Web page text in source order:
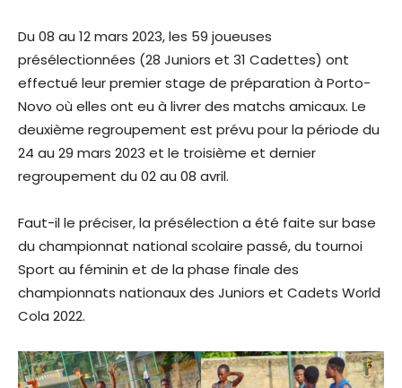
Du 08 au 12 mars 2023, les 59 joueuses
présélectionnées (28 Juniors et 31 Cadettes) ont
effectué leur premier stage de préparation à Porto-
Novo où elles ont eu à livrer des matchs amicaux. Le
deuxième regroupement est prévu pour la période du
24 au 29 mars 2023 et le troisième et dernier
regroupement du 02 au 08 avril.
Faut-il le préciser, la présélection a été faite sur base
du championnat national scolaire passé, du tournoi
Sport au féminin et de la phase finale des
championnats nationaux des Juniors et Cadets World
Cola 2022.